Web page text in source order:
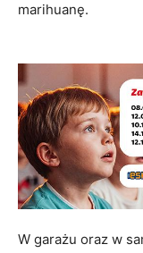
marihuanę.
W garażu oraz w